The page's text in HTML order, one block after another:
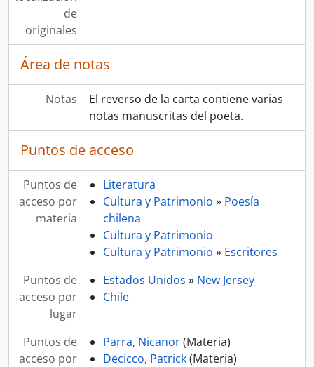
de
originales
Área de notas
Notas
El reverso de la carta contiene varias
notas manuscritas del poeta.
Puntos de acceso
Puntos de
acceso por
materia
Literatura
Cultura y Patrimonio » Poesía
chilena
Cultura y Patrimonio
Cultura y Patrimonio » Escritores
Puntos de
acceso por
lugar
Estados Unidos » New Jersey
Chile
Puntos de
acceso por
Parra, Nicanor(Materia)
Decicco, Patrick(Materia)